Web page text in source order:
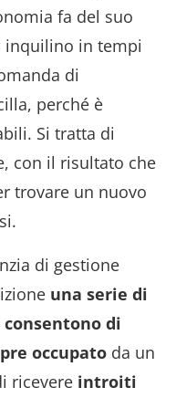
fa del suo
inquilino in tempi
di
perché è
Si tratta di
con il risultato che
trovare un nuovo
di gestione
una serie di
di
occupato da un
ricevere introiti